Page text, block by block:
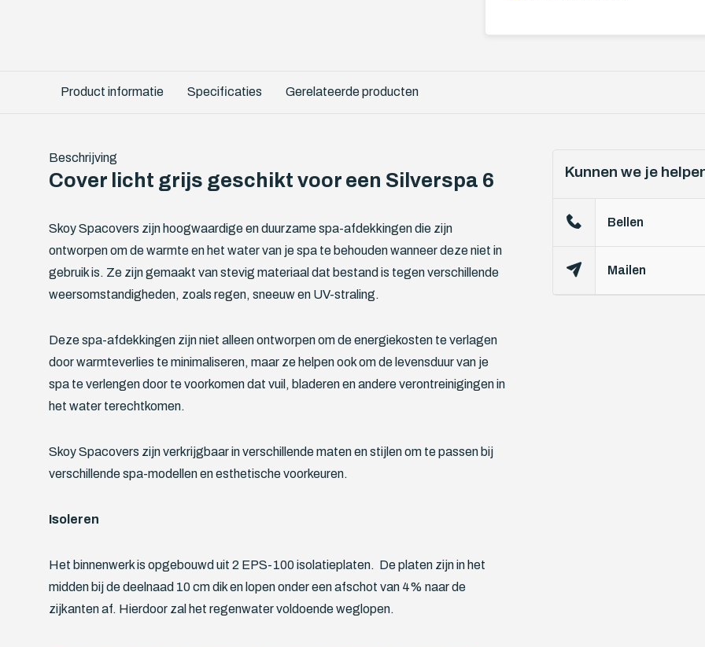
Product informatie Specificaties Gerelateerde producten
Beschrijving
Cover licht grijs geschikt voor een Silverspa 6
Skoy Spacovers zijn hoogwaardige en duurzame spa-afdekkingen die zijn
ontworpen om de warmte en het water van je spa te behouden wanneer deze niet in
gebruik is. Ze zijn gemaakt van stevig materiaal dat bestand is tegen verschillende
weersomstandigheden, zoals regen, sneeuw en UV-straling.
Deze spa-afdekkingen zijn niet alleen ontworpen om de energiekosten te verlagen
door warmteverlies te minimaliseren, maar ze helpen ook om de levensduur van je
spa te verlengen door te voorkomen dat vuil, bladeren en andere verontreinigingen in
het water terechtkomen.
Skoy Spacovers zijn verkrijgbaar in verschillende maten en stijlen om te passen bij
verschillende spa-modellen en esthetische voorkeuren.
Isoleren
Het binnenwerk is opgebouwd uit 2 EPS-100 isolatieplaten. De platen zijn in het
midden bij de deelnaad 10 cm dik en lopen onder een afschot van 4% naar de
zijkanten af. Hierdoor zal het regenwater voldoende weglopen.
Kunnen we je
Bellen
Mailen